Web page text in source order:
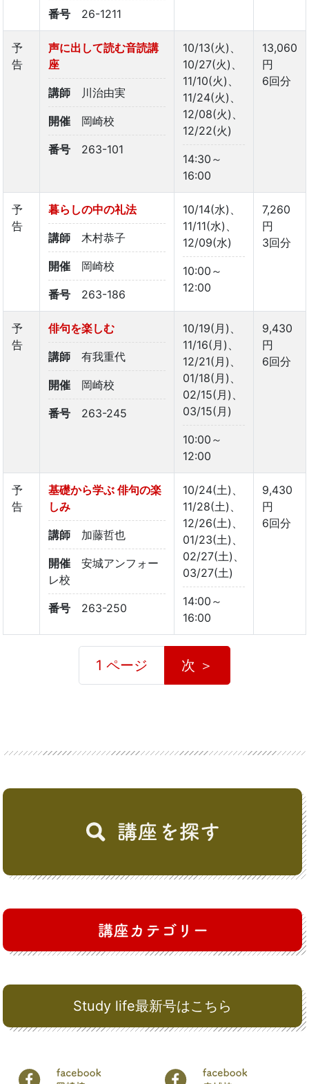
Study life最新号はこちら
番号 26-1211
予
告
声に出して読む音読講
座
講師 川治由実
開催 岡崎校
番号 263-101
10/13(火)、
10/27(火)、
11/10(火)、
11/24(火)、
12/08(火)、
12/22(火)
14:30～
16:00
13,060
円
6回分
予
告
暮らしの中の礼法
講師 木村恭子
開催 岡崎校
番号 263-186
10/14(水)、
11/11(水)、
12/09(水)
10:00～
12:00
7,260
円
3回分
予
告
俳句を楽しむ
講師 有我重代
開催 岡崎校
番号 263-245
10/19(月)、
11/16(月)、
12/21(月)、
01/18(月)、
02/15(月)、
03/15(月)
10:00～
12:00
9,430
円
6回分
予
告
基礎から学ぶ 俳句の楽
しみ
講師 加藤哲也
開催
安城アンフォー
レ校
番号 263-250
10/24(土)、
11/28(土)、
12/26(土)、
01/23(土)、
02/27(土)、
03/27(土)
14:00～
16:00
9,430
円
6回分
1 ページ 次 ＞